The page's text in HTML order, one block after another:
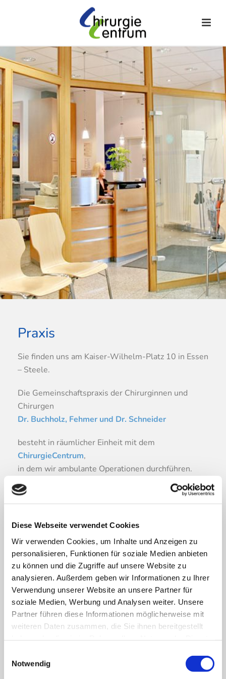
Diese Webseite verwendet Cookies
Wir verwenden Cookies, um Inhalte und Anzeigen zu
personalisieren, Funktionen für soziale Medien anbieten
zu können und die Zugriffe auf unsere Website zu
analysieren. Außerdem geben wir Informationen zu Ihrer
Verwendung unserer Website an unsere Partner für
soziale Medien, Werbung und Analysen weiter. Unsere
Partner führen diese Informationen möglicherweise mit
weiteren Daten zusammen, die Sie ihnen bereitgestellt
Notwendig
Praxis
Sie finden uns am Kaiser-Wilhelm-Platz 10 in Essen
– Steele.
Die Gemeinschaftspraxis der Chirurginnen und
Chirurgen
Dr. Buchholz, Fehmer und Dr. Schneider
besteht in räumlicher Einheit mit dem
ChirurgieCentrum,
in dem wir ambulante Operationen durchführen.
Alle Räume liegen ebenerdig und sind barrierefrei.
Patienten mit beeinträchtigter Gehfähigkeit haben
Zugang.
In unserer Praxis behandeln wir Menschen mit allen
gängigen chirurgischen Erkrankungen sowohl auf
dem Gebiet der allgemeinen als auch der Unfall­
chirurgie. Als D-Arzt-Praxis sind wir von allen
Berufs­genossen­schaften zur Behandlung von
Patienten mit Wege- und Arbeits- bzw.
Schulunfällen ermächtigt. Für Röntgen­aufnahmen
Ein weiterer Schwerpunkt liegt auf dem Gebiet der
Liebe Patientinnen und
Nutzen Sie bei uns die Möglichkeit